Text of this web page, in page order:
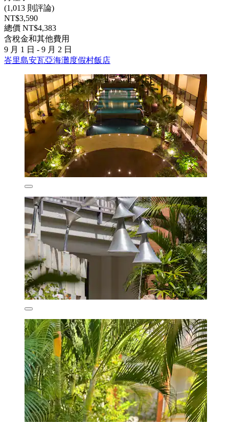
(1,013 則評論)
NT$3,590
總價 NT$4,383
含稅金和其他費用
9 月 1 日 - 9 月 2 日
峇里島安瓦亞海灘度假村飯店